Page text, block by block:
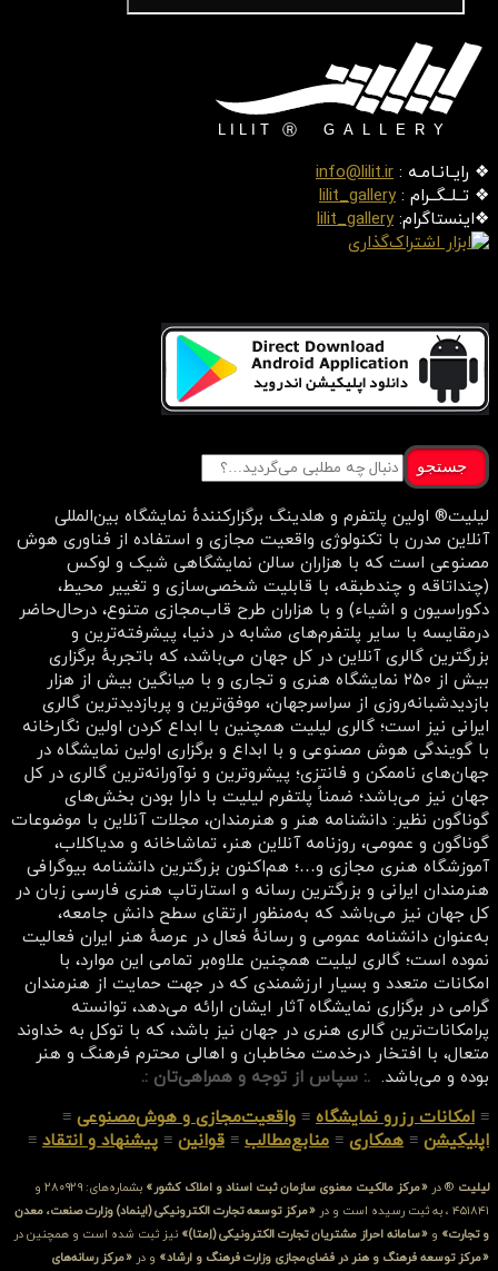
❖ رایـانـامـه : info@lilit.ir
❖ تــلــگــرام : lilit_gallery
❖اینستاگرام: lilit_gallery
جستجو
لیلیت® اولین پلتفرم و هلدینگ برگزارکنندهٔ نمایشگاه بین‌المللی
آنلاین مدرن با تکنولوژی واقعیت مجازی و استفاده از فناوری هوش
مصنوعی است که با هزاران سالن نمایشگاهی شیک و لوکس
(چنداتاقه و چندطبقه، با قابلیت شخصی‌سازی و تغییر محیط،
دکوراسیون و اشیاء) و با هزاران طرح قاب‌مجازی متنوع، درحال‌حاضر
درمقایسه با سایر پلتفرم‌های مشابه در دنیا، پیشرفته‌ترین و
بزرگترین گالری آنلاین در کل جهان می‌باشد، که باتجربهٔ برگزاری
بیش از ۲۵۰ نمایشگاه هنری و تجاری و با میانگین بیش از هزار
بازدیدشبانه‌روزی از سراسرجهان، موفق‌ترین و پربازدیدترین گالری
ایرانی نیز است؛ گالری لیلیت همچنین با ابداع کردن اولین نگارخانه
با گویندگی هوش مصنوعی و با ابداع و برگزاری اولین نمایشگاه در
جهان‌های ناممکن و فانتزی؛ پیشروترین و نوآورانه‌ترین گالری در کل
جهان نیز می‌باشد؛ ضمناً پلتفرم لیلیت با دارا بودن بخش‌های
گوناگون نظیر: دانشنامه هنر و هنرمندان، مجلات آنلاین با موضوعات
گوناگون و عمومی، روزنامه آنلاین هنر، تماشاخانه و مدیاکلاب،
آموزشگاه هنری مجازی و…؛ هم‌اکنون بزرگترین دانشنامه بیوگرافی
هنرمندان ایرانی و بزرگترین رسانه و استارتاپ هنری فارسی زبان در
کل جهان نیز می‌باشد که به‌منظور ارتقای سطح دانش جامعه،
به‌عنوان دانشنامه عمومی و رسانهٔ فعال در عرصهٔ هنر ایران فعالیت
نموده است؛ گالری لیلیت همچنین علاوه‌بر تمامی این موارد، با
امکانات متعدد و بسیار ارزشمندی که در جهت حمایت از هنرمندان
گرامی در برگزاری نمایشگاه آثار ایشان ارائه می‌دهد، توانسته
پرامکانات‌ترین گالری هنری در جهان نیز باشد، که با توکل به خداوند
متعال، با افتخار درخدمت مخاطبان و اهالی محترم فرهنگ و هنر
بوده و می‌باشد. .: سپاس از توجه و همراهی‌تان :.
≡ امکانات رزرو نمایشگاه ≡ واقعیت‌مجازی و هوش‌مصنوعی ≡
اپلیکیشن ≡ همکاری ≡ منابع‌مطالب ≡ قوانین ≡ پیشنهاد و انتقاد ≡
لیلیت ® در «مرکز مالکیت معنوی سازمان ثبت اسناد و املاک کشور»
بشماره‌های: ۲۸۰۹۲۹ و
۴۵۱۸۴۱ ، به ثبت رسیده است و در
«مرکز توسعه تجارت الکترونیکی (اینماد) وزارت صنعت، معدن
و تجارت» و «سامانه احراز مشتریان تجارت الکترونیکی (اِمتا)» نیز ثبت شده است و همچنین در
«مرکز توسعه فرهنگ و هنر در فضای‌مجازی وزارت فرهنگ و ارشاد» و در «مرکز رسانه‌های